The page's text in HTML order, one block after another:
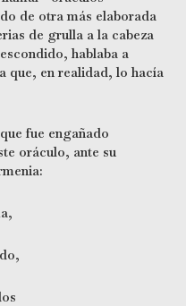
de otra más elaborada
de grulla a la cabeza
hablaba a
que, en realidad, lo hacía
fue engañado
oráculo, ante su